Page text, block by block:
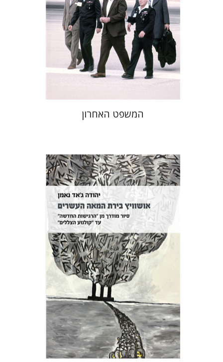
הנחת אתר ספר מודפס
$46
$41
המשפט האחרון
יהודה ג'אד נאמן
הנחת אתר ספר מודפס
$35
$32